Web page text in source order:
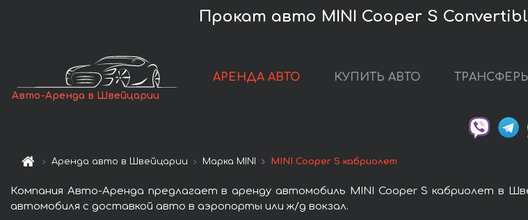
Прокат авто MINI Cooper S
Авто-Аренда в Швейцарии
АРЕНДА АВТО КУПИТЬ АВТО ТРАНСФЕРЫ
Аренда авто в Швейцарии Марка MINI MINI Cooper S кабриолет
Компания Авто-Аренда предлагает в аренду автомобиль MINI Cooper S кабриолет в
автомобиля с доставкой авто в аэропорты или ж/д вокзал.